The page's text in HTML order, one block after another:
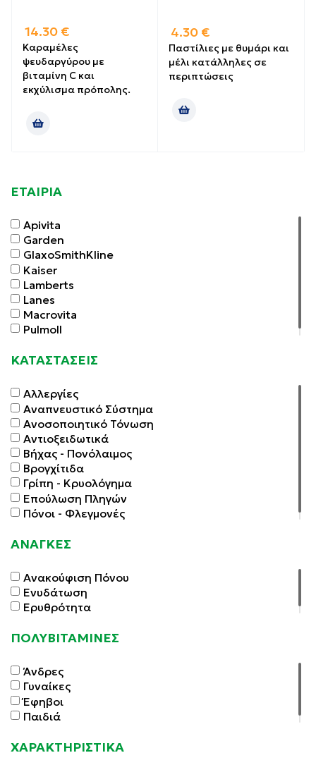
ΕΤΑΙΡΙΑ
Apivita
Garden
GlaxoSmithKline
Kaiser
Lamberts
Lanes
Macrovita
Pulmoll
ΚΑΤΑΣΤΑΣΕΙΣ
Αλλεργίες
Αναπνευστικό Σύστημα
Ανοσοποιητικό Τόνωση
Αντιοξειδωτικά
Βήχας - Πονόλαιμος
Βρογχίτιδα
Γρίπη - Κρυολόγημα
Επούλωση Πληγών
Πόνοι - Φλεγμονές
ΑΝΑΓΚΕΣ
Ανακούφιση Πόνου
Ενυδάτωση
Ερυθρότητα
ΠΟΛΥΒΙΤΑΜΙΝΕΣ
Άνδρες
Γυναίκες
Έφηβοι
Παιδιά
ΧΑΡΑΚΤΗΡΙΣΤΙΚΑ
14.30 €
Καραμέλες
ψευδαργύρου με
βιταμίνη C και
εκχύλισμα πρόπολης.
4.30 €
Παστίλιες με θυμάρι και
μέλι κατάλληλες σε
περιπτώσεις